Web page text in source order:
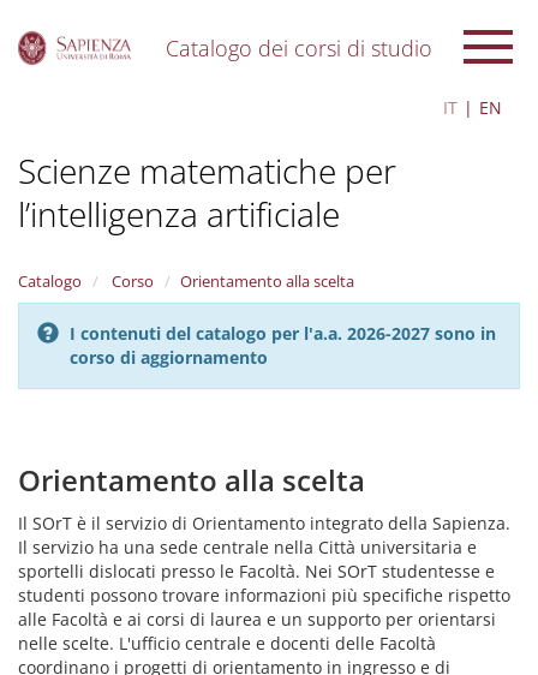
Catalogo dei corsi di studio
IT EN
Scienze matematiche per
l’intelligenza artificiale
Catalogo Corso Orientamento alla scelta
I contenuti del catalogo per l'a.a. 2026-2027 sono in
corso di aggiornamento
Orientamento alla scelta
Il SOrT è il servizio di Orientamento integrato della Sapienza.
Il servizio ha una sede centrale nella Città universitaria e
sportelli dislocati presso le Facoltà. Nei SOrT studentesse e
studenti possono trovare informazioni più specifiche rispetto
alle Facoltà e ai corsi di laurea e un supporto per orientarsi
nelle scelte. L'ufficio centrale e docenti delle Facoltà
coordinano i progetti di orientamento in ingresso e di